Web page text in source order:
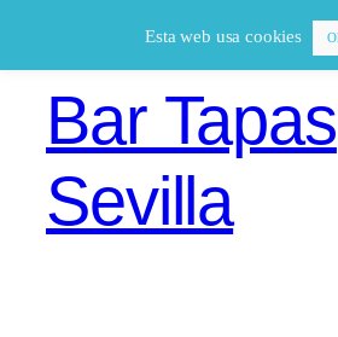
Bar Tapas
Sevilla
Esta web usa cookies